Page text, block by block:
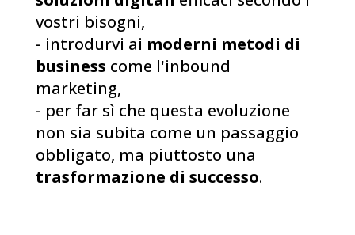
vostri bisogni,
- introdurvi ai moderni metodi di
business come l'inbound
marketing,
- per far sì che questa evoluzione
non sia subita come un passaggio
obbligato, ma piuttosto una
trasformazione di successo.